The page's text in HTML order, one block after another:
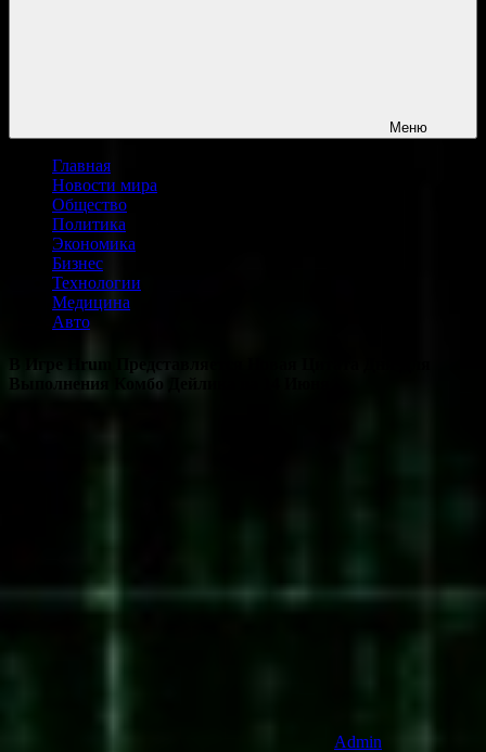
Меню
Главная
Новости мира
Общество
Политика
Экономика
Бизнес
Технологии
Медицина
Авто
В Игре Hrum Представляется Новая Цитата Дня Для
Выполнения Комбо Дейлика на 14 Июня
Admin